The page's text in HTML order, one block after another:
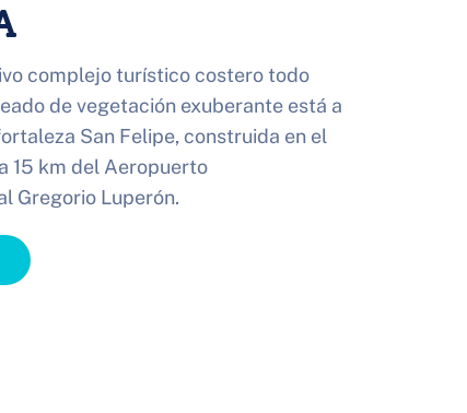
complejo turístico costero todo
de vegetación exuberante está a
San Felipe, construida en el
15 km del Aeropuerto
Gregorio Luperón.